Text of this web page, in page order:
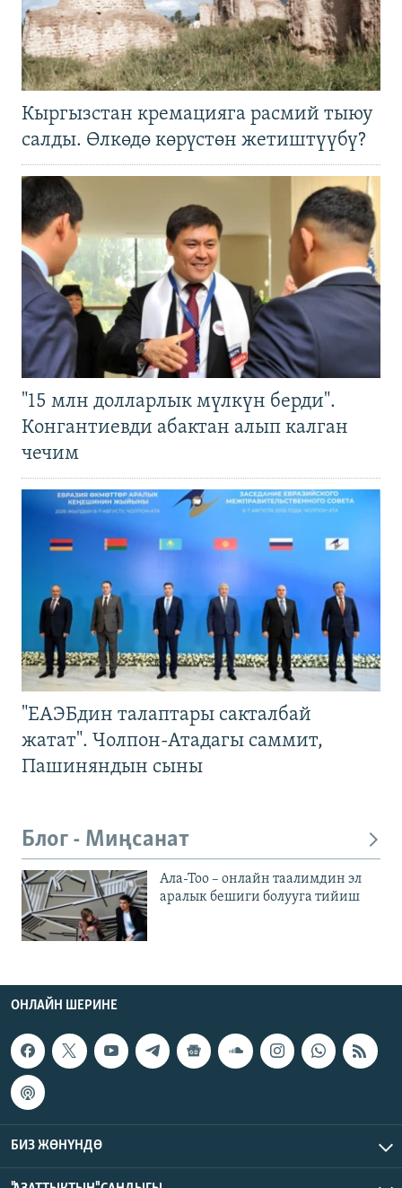
Кыргызстан кремацияга расмий тыюу
салды. Өлкөдө көрүстөн жетиштүүбү?
"15 млн долларлык мүлкүн берди".
Конгантиевди абактан алып калган
чечим
"ЕАЭБдин талаптары сакталбай
жатат". Чолпон-Атадагы саммит,
Пашиняндын сыны
Блог - Миңсанат
Ала-Тоо – онлайн таалимдин эл
аралык бешиги болууга тийиш
ОНЛАЙН ШЕРИНЕ
БИЗ ЖӨНҮНДӨ